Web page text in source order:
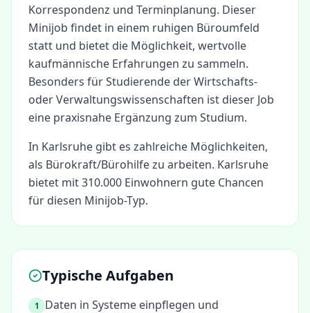
Korrespondenz und Terminplanung. Dieser
Minijob findet in einem ruhigen Büroumfeld
statt und bietet die Möglichkeit, wertvolle
kaufmännische Erfahrungen zu sammeln.
Besonders für Studierende der Wirtschafts-
oder Verwaltungswissenschaften ist dieser Job
eine praxisnahe Ergänzung zum Studium.
In Karlsruhe gibt es zahlreiche Möglichkeiten,
als Bürokraft/Bürohilfezu arbeiten. Karlsruhe
bietet mit 310.000 Einwohnern gute Chancen
für diesen Minijob-Typ.
Typische Aufgaben
1
Daten in Systeme einpflegen und